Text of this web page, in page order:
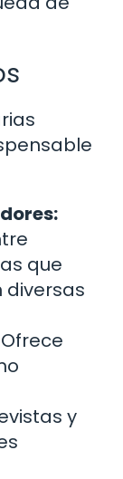
que
diversas
Ofrece
y